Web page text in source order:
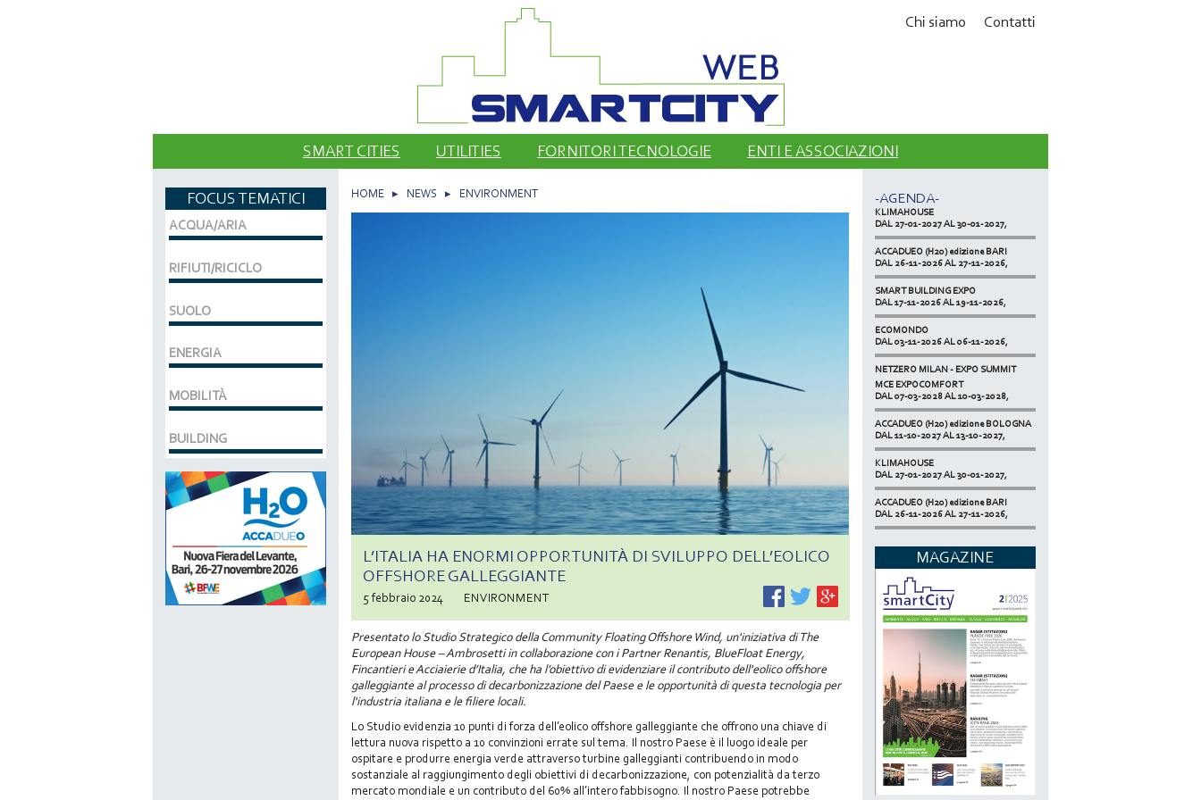
Chi siamo Contatti
SMART CITIES UTILITIES FORNITORI TECNOLOGIE ENTI E ASSOCIAZIONI
HOME ▸ NEWS ▸ ENVIRONMENT
L’ITALIA HA ENORMI OPPORTUNITÀ DI SVILUPPO DELL’EOLICO
OFFSHORE GALLEGGIANTE
5 febbraio 2024 ENVIRONMENT
Presentato lo Studio Strategico della Community Floating Offshore Wind, un'iniziativa di The
European House – Ambrosetti in collaborazione con i Partner Renantis, BlueFloat Energy,
Fincantieri e Acciaierie d’Italia, che ha l’obiettivo di evidenziare il contributo dell'eolico offshore
galleggiante al processo di decarbonizzazione del Paese e le opportunità di questa tecnologia per
l'industria italiana e le filiere locali.
Lo Studio evidenzia 10 punti di forza dell’eolico offshore galleggiante che offrono una chiave di
lettura nuova rispetto a 10 convinzioni errate sul tema. Il nostro Paese è il luogo ideale per
ospitare e produrre energia verde attraverso turbine galleggianti contribuendo in modo
sostanziale al raggiungimento degli obiettivi di decarbonizzazione, con potenzialità da terzo
mercato mondiale e un contributo del 60% all’intero fabbisogno. Il nostro Paese potrebbe
FOCUS TEMATICI
ACQUA/ARIA
RIFIUTI/RICICLO
SUOLO
ENERGIA
MOBILITÀ
BUILDING
-AGENDA-
ACCADUEO (H20) edizione BOLOGNA
KLIMAHOUSE
DAL 27-01-2027 AL 30-01-2027,
ACCADUEO (H20) edizione BARI
DAL 26-11-2026 AL 27-11-2026,
SMART BUILDING EXPO
DAL 17-11-2026 AL 19-11-2026,
ECOMONDO
DAL 03-11-2026 AL 06-11-2026,
NETZERO MILAN - EXPO SUMMIT
DAL 20-10-2026 AL 22-10-2026,
MCE EXPOCOMFORT
DAL 07-03-2028 AL 10-03-2028,
ACCADUEO (H20) edizione BOLOGNA
DAL 11-10-2027 AL 13-10-2027,
KLIMAHOUSE
DAL 27-01-2027 AL 30-01-2027,
ACCADUEO (H20) edizione BARI
DAL 26-11-2026 AL 27-11-2026,
DAL 17-11-2026 AL 19-11-2026,
ECOMONDO
DAL 03-11-2026 AL 06-11-2026,
NETZERO MILAN - EXPO SUMMIT
DAL 20-10-2026 AL 22-10-2026,
MAGAZINE